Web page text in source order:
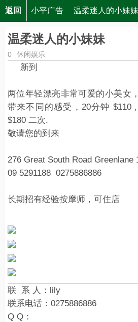
返回 小平广告 温柔迷人的小妹妹
温柔迷人的小妹妹
0 休闲娱乐
新到
两位年轻漂亮非常可爱的小美女
带来不同的感受，20分钟 $110
$180 二次.
敬请您的到来
276 Great South Road Greenlane
09 5291188 0275886886
长期招有经验按摩师，可住店
联 系 人： lily
联系电话： 0275886886
Q Q：